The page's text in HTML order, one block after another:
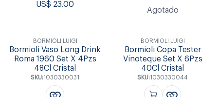
US$ 23.00
Agotado
BORMIOLI LUIGI
Bormioli Vaso Long Drink
Roma 1960 Set X 4Pzs
48Cl Cristal
SKU:1030330031
BORMIOLI LUIGI
Bormioli Copa Tester
Vinoteque Set X 6Pzs
40Cl Cristal
SKU:1030330044